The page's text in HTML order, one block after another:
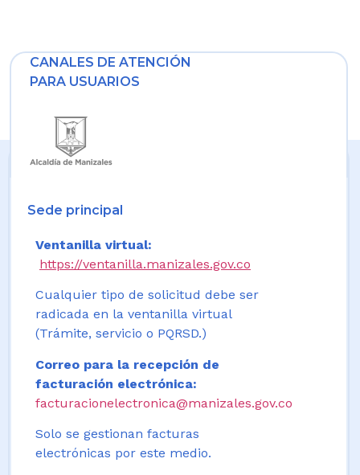
CANALES DE ATENCIÓN
PARA USUARIOS
Sede principal
Ventanilla virtual:
https://ventanilla.manizales.gov.co
Cualquier tipo de solicitud debe ser
radicada en la ventanilla virtual
(Trámite, servicio o PQRSD.)
Correo para la recepción de
facturación electrónica:
facturacionelectronica@manizales.gov.co
Solo se gestionan facturas
electrónicas por este medio.